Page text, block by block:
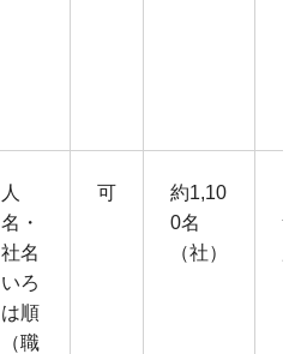
人
名・
社名
いろ
は順
（職
可
約1,10
0名
（社）